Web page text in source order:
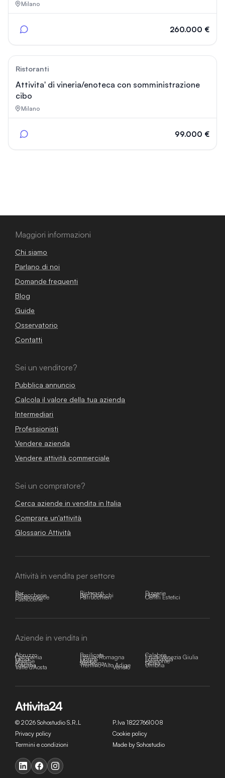
Milano
260.000 €
Ristoranti
Attivita' di vineria/enoteca con somministrazione
cibo
Milano
99.000 €
Maggiori informazioni
Chi siamo
Parlano di noi
Domande frequenti
Blog
Guide
Osservatorio
Contatti
Sei un venditore?
Pubblica annuncio
Calcola il valore della tua azienda
Intermediari
Professionisti
Vendere azienda
Vendere attività commerciale
Sei un compratore?
Cerca aziende in vendita in Italia
Comprare un'attività
Glossario Attività
Attività in vendita per settore
Bar Ristoranti Pizzerie
Tabaccherie Bar Tabacchi Hotel
E-commerce Parrucchieri Centri Estetici
Pasticcerie
Aziende in vendita in
Abruzzo Basilicata Calabria
Campania Emilia-Romagna Friuli-Venezia Giulia
Lazio Liguria Lombardia
Marche Molise Piemonte
Puglia Sardegna Sicilia
Toscana Trentino-Alto Adige Umbria
Valle d'Aosta Veneto
© 2026 Sohostudio S.R.L
P.Iva 18227661008
Privacy policy
Cookie policy
Termini e condizioni
Made by Sohostudio